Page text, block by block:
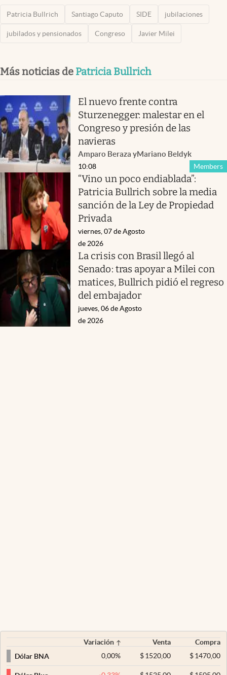
Patricia Bullrich Santiago Caputo SIDE jubilaciones
jubilados y pensionados Congreso Javier Milei
Más noticias de Patricia Bullrich
El nuevo frente contra
Sturzenegger: malestar en el
Congreso y presión de las
navieras
Amparo Beraza yMariano Beldyk
Members
10:08
“Vino un poco endiablada”:
Patricia Bullrich sobre la media
sanción de la Ley de Propiedad
Privada
viernes, 07 de Agosto
de 2026
La crisis con Brasil llegó al
Senado: tras apoyar a Milei con
matices, Bullrich pidió el regreso
del embajador
jueves, 06 de Agosto
de 2026
Variación Venta
Compra
Dólar BNA
0,00% $ 1520,00 $1470,00